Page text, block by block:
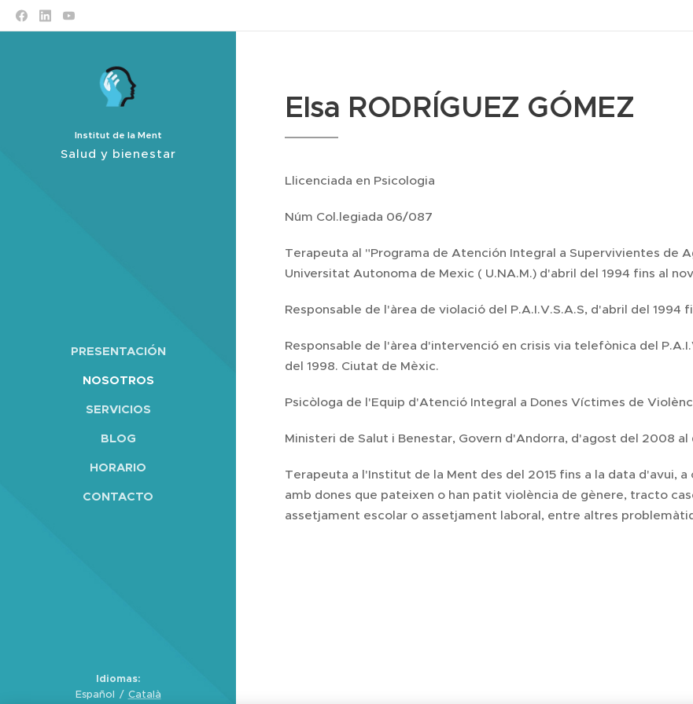
Institut de la Ment
Salud y bienestar
PRESENTACIÓN
NOSOTROS
SERVICIOS
BLOG
HORARIO
CONTACTO
Elsa RODRÍGUEZ GÓMEZ
Llicenciada en Psicologia
Núm Col.legiada 06/087
Terapeuta al "Programa de Atención Integral a Supervivientes de
Universitat Autonoma de Mexic ( U.NA.M.) d'abril del 1994 fins al
Responsable de l'àrea de violació del P.A.I.V.S.A.S, d'abril del 1994
Responsable de l'àrea d'intervenció en crisis via telefònica del
del 1998. Ciutat de Mèxic.
Psicòloga de l'Equip d'Atenció Integral a Dones Víctimes de
Ministeri de Salut i Benestar, Govern d'Andorra, d'agost del 2008 al
Terapeuta a l'Institut de la Ment des del 2015 fins a la data d'avui,
amb dones que pateixen o han patit violència de gènere, tracto
assetjament escolar o assetjament laboral, entre altres
Idiomas
Español
Català